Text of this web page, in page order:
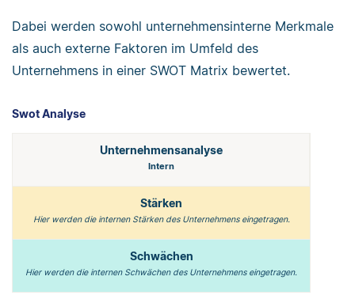
Dabei werden sowohl unternehmensinterne Merkmale
als auch externe Faktoren im Umfeld des
Unternehmens in einer SWOT Matrix bewertet.
Swot Analyse
Unternehmensanalyse
Intern
Stärken
Hier werden die internen Stärken des Unternehmens eingetragen.
Schwächen
Hier werden die internen Schwächen des Unternehmens eingetragen.